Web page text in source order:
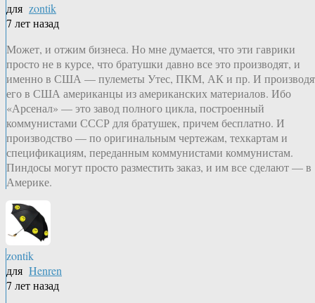
для zontik
7 лет назад
Может, и отжим бизнеса. Но мне думается, что эти гаврики
просто не в курсе, что братушки давно все это производят, и
именно в США — пулеметы Утес, ПКМ, АК и пр. И
его в США американцы из американских материалов. Ибо
«Арсенал» — это завод полного цикла, построенный
коммунистами СССР для братушек, причем бесплатно. И
производство — по оригинальным чертежам, техкартам и
спецификациям, переданным коммунистами коммунистам.
Пиндосы могут просто разместить заказ, и им все сделают — в
Америке.
zontik
для Henren
7 лет назад